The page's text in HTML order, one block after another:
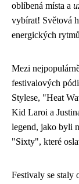
oblíbená místa a
vybírat! Světová
energických
Mezi
festivalových
Stylese, "Heat
Kid Laroi a
legend, jako byli
"Sixty", které
Festivaly se staly